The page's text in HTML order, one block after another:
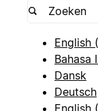
English
Bahasa
Dansk
Deutsch